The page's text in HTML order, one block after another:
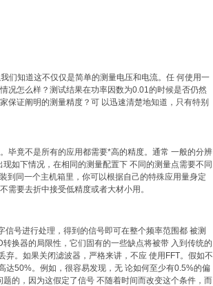
们知道这不仅仅是简单的测量电压和电流。任 何使用一
况怎么样？测试结果在功率因数为0.01的时候是否仍然
保证阐明的测量精度？可 以迅速清楚地知道，只有特别
毕竟不是所有的应用都需要*高的精度。通常 一般的分辨
如下情况，在相同的测量配置下 不同的测量点需要不同
到同一个主机箱里，你可以根据自己的特殊应用量身定
需要去折中接受低精度或者大材小用。
号进行处理，得到的信号即可在整个频率范围都 被测
换器的局限性，它们固有的一些缺点将被带 入到传统的
。如果关闭滤波器，严格来讲，不应 使用FFT。假如不
达50%。例如，很容易发现，无 论如何至少有0.5%的偏
的，因为这假定了信号 不随着时间而改变这个条件，而